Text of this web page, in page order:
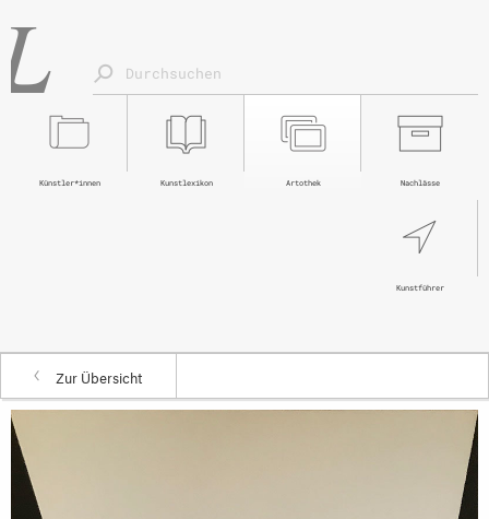
Nachlässe
Artothek
Kunstlexikon
Künstler*innen
Kunstführer
Zur Übersicht